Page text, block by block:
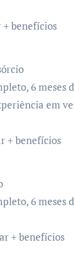
benefícios
6 meses
em
+ benefícios
6 meses
+ benefícios